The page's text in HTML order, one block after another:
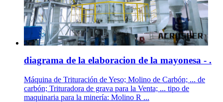
diagrama de la elaboracion de la mayonesa - .
Máquina de Trituración de Yeso; Molino de Carbón; ... de
carbón; Trituradora de grava para la Venta; ... tipo de
maquinaria para la minería: Molino R ...